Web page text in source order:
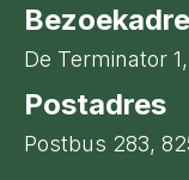
De Terminator
Postadres
Postbus 283,